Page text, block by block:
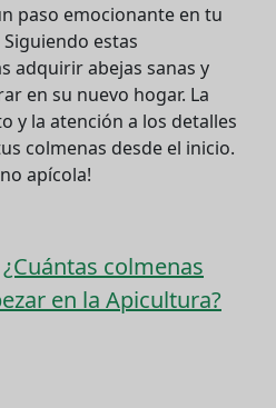
paso emocionante en tu
estas
adquirir abejas sanas y
en su nuevo hogar. La
y la atención a los detalles
colmenas desde el inicio.
apícola!
¿Cuántas colmenas
en la Apicultura?